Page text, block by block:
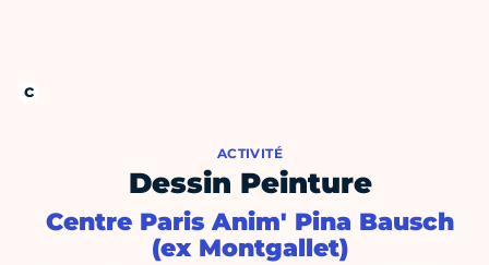
ACTIVITÉ
Dessin Peinture
Centre Paris Anim' Pina Bausch
(ex Montgallet)